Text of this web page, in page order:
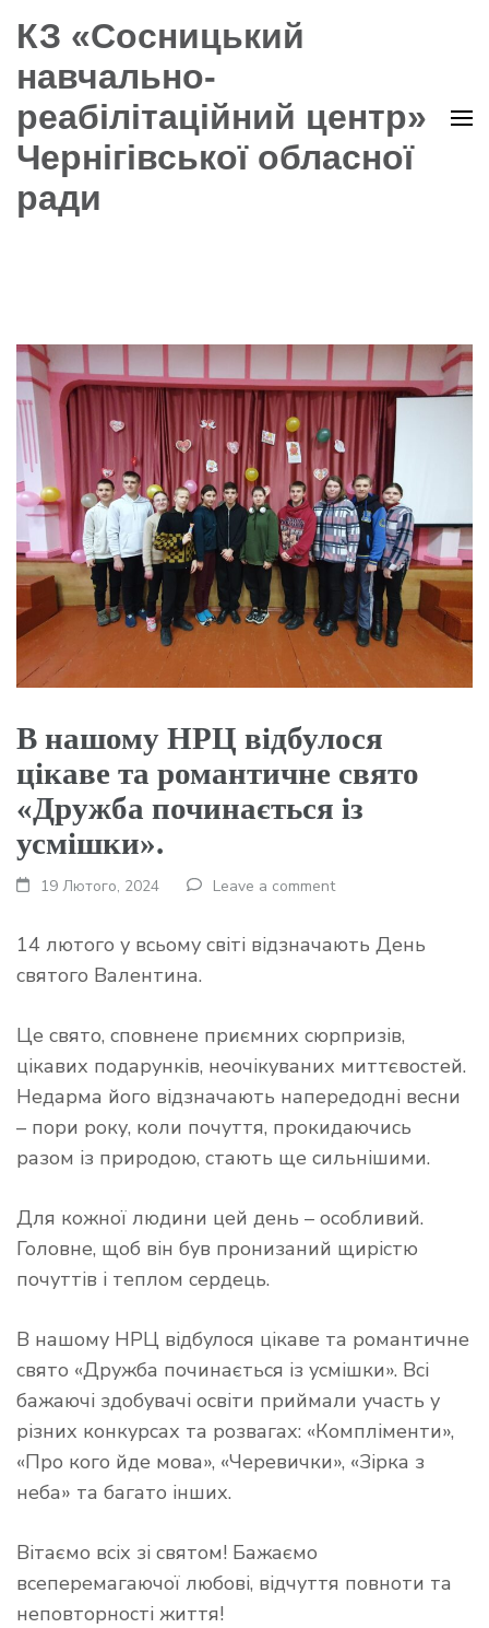
КЗ «Сосницький
навчально-
реабілітаційний центр»
Чернігівської обласної
ради
В нашому НРЦ відбулося
цікаве та романтичне свято
«Дружба починається із
усмішки».
19 Лютого, 2024 Leave a comment
14 лютого у всьому світі відзначають День
святого Валентина.
Це свято, сповнене приємних сюрпризів,
цікавих подарунків, неочікуваних миттєвостей.
Недарма його відзначають напередодні весни
– пори року, коли почуття, прокидаючись
разом із природою, стають ще сильнішими.
Для кожної людини цей день – особливий.
Головне, щоб він був пронизаний щирістю
почуттів і теплом сердець.
В нашому НРЦ відбулося цікаве та романтичне
свято «Дружба починається із усмішки». Всі
бажаючі здобувачі освіти приймали участь у
різних конкурсах та розвагах: «Компліменти»,
«Про кого йде мова», «Черевички», «Зірка з
неба» та багато інших.
Вітаємо всіх зі святом! Бажаємо
всеперемагаючої любові, відчуття повноти та
неповторності життя!